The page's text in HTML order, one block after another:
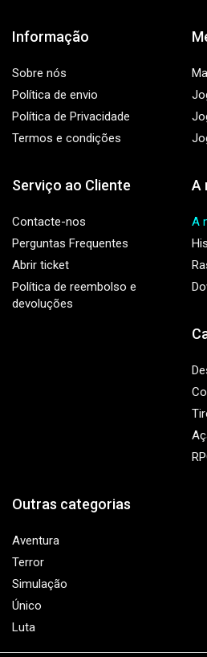
Informação
Sobre nós
Política de envio
Política de Privacidade
Termos e condições
Serviço ao Cliente
Contacte-nos
Perguntas Frequentes
Abrir ticket
Política de reembolso e
devoluções
A
A
Outras categorias
Aventura
Terror
Simulação
Único
Luta